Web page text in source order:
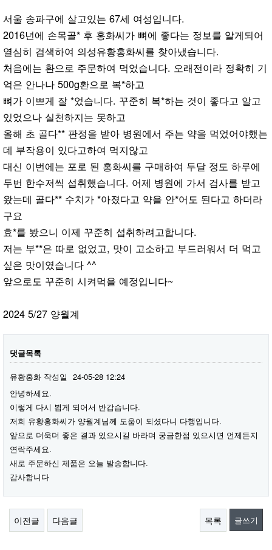
서울 송파구에 살고있는 67세 여성입니다.
2016년에 손목골* 후 홍화씨가 뼈에 좋다는 정보를 알게되어
열심히 검색하여 의성유황홍화씨를 찾아냈습니다.
처음에는 환으로 주문하여 먹었습니다. 오래전이라 정확히 기
억은 안나나 500g환으로 복*하고
뼈가 이쁘게 잘 *었습니다. 꾸준히 복*하는 것이 좋다고 알고
있었으나 실천하지는 못하고
올해 초 골다** 판정을 받아 병원에서 주는 약을 먹었어야했는
데 부작용이 있다고하여 먹지않고
대신 이번에는 포로 된 홍화씨를 구매하여 두달 정도 하루에
두번 한수저씩 섭취했습니다. 어제 병원에 가서 검사를 받고
왔는데 골다** 수치가 *아졌다고 약을 안*어도 된다고 하더라
구요
효*를 봤으니 이제 꾸준히 섭취하려고합니다.
저는 부**은 따로 없었고, 맛이 고소하고 부드러워서 더 먹고
싶은 맛이였습니다 ^^
앞으로도 꾸준히 시켜먹을 예정입니다~
2024 5/27 양월계
댓글목록
유황홍화 작성일 24-05-28 12:24
안녕하세요.
이렇게 다시 뵙게 되어서 반갑습니다.
저희 유황홍화씨가 양월계님께 도움이 되셨다니 다행입니다.
앞으로 더욱더 좋은 결과 있으시길 바라며 궁금한점 있으시면 언제든지
연락주세요.
새로 주문하신 제품은 오늘 발송합니다.
감사합니다
이전글 다음글 목록 글쓰기